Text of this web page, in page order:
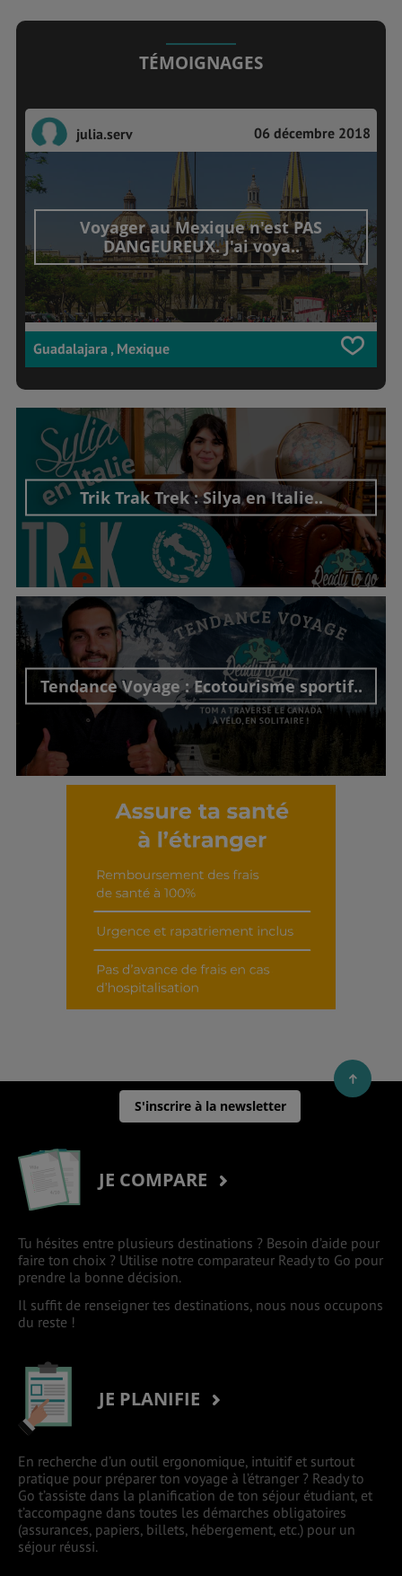
TÉMOIGNAGES
julia.serv 06 décembre 2018
Voyager au Mexique n'est PAS
DANGEUREUX. J'ai voya..
Guadalajara , Mexique
Trik Trak Trek : Silya en Italie..
Découvrir cet interview
Tendance Voyage : Ecotourisme sportif..
Découvrir cet interview
S'inscrire à la newsletter
JE COMPARE
Tu hésites entre plusieurs destinations ? Besoin d’aide pour
faire ton choix ? Utilise notre comparateur Ready to Go pour
prendre la bonne décision.
Il suffit de renseigner tes destinations, nous nous occupons
du reste !
JE PLANIFIE
En recherche d’un outil ergonomique, intuitif et surtout
pratique pour préparer ton voyage à l’étranger ? Ready to
Go t’assiste dans la planification de ton séjour étudiant, et
t’accompagne dans toutes les démarches obligatoires
(assurances, papiers, billets, hébergement, etc.) pour un
séjour réussi.